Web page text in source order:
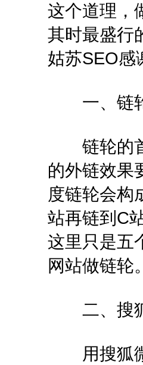
这个道理，
其时最盛行
姑苏SEO感
一、链
链轮的首
的外链效果
度链轮会构
站再链到C
这里只是五
网站做链轮
二、搜狐
用搜狐微